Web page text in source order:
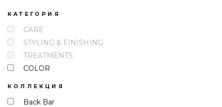
КАТЕГОРИЯ
CARE
STYLING & FINISHING
TREATMENTS
COLOR
КОЛЛЕКЦИЯ
Back Bar